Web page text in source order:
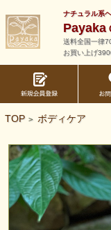
ナチュラル系
Payaka
送料全国一律
お買い上げ
TOP > ボディケア